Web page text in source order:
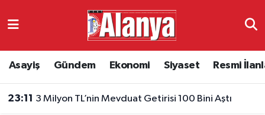
Asayiş Gündem Ekonomi Siyaset Resmi
23:11 3 Milyon TL’nin Mevduat Getirisi 100 Bini Aştı
Ekonomi
Antalya Namaz Vakitleri